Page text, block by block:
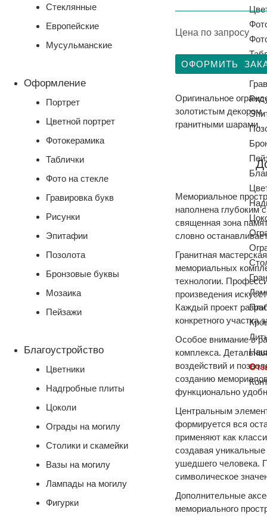
Стеклянные
Европейские
Мусульманские
Оформление
Портрет
Цветной портрет
Фотокерамика
Таблички
Фото на стекле
Гравировка букв
Рисунки
Эпитафии
Позолота
Бронзовые буквы
Мозаика
Пейзажи
Благоустройство
Цветники
Надгробные плиты
Цоколи
Ограды на могилу
Столики и скамейки
Вазы на могилу
Лампады на могилу
Фигурки
Цена по запросу
ОФОРМИТЬ
Оригинальное
золотистым
гранитными шарами.
Мемориальное
наполнена глубоким
священная зона
словно
Гранитная
мемориальных
технологии.
произведения
Каждый проект
конкретного участка
Особое внимание в
комплекса.
воздействий и
созданию
функционально
Центральным
формируется вся
применяют как
создавая
ушедшего человека.
символическое
Дополнительные
мемориального